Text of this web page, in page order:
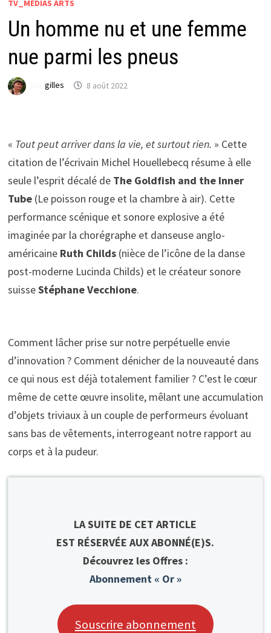
TV_MÉDIAS ARTS
Un homme nu et une femme
nue parmi les pneus
gilles 8 août 2022
« Tout peut arriver dans la vie, et surtout rien. » Cette
citation de l’écrivain Michel Houellebecq résume à elle
seule l’esprit décalé de The Goldfish and the Inner
Tube(Le poisson rouge et la chambre à air). Cette
performance scénique et sonore explosive a été
imaginée par la chorégraphe et danseuse anglo-
américaine Ruth Childs(nièce de l’icône de la danse
post-moderne Lucinda Childs) et le créateur sonore
suisseStéphane Vecchione.
Comment lâcher prise sur notre perpétuelle envie
d’innovation ? Comment dénicher de la nouveauté dans
ce qui nous est déjà totalement familier ? C’est le cœur
même de cette œuvre insolite, mêlant une accumulation
d’objets triviaux à un couple de performeurs évoluant
sans bas de vêtements, interrogeant notre rapport au
corps et à la pudeur.
LA SUITE DE CET ARTICLE
EST RÉSERVÉE AUX ABONNÉ(E)S.
Découvrez les Offres :
Abonnement « Or »
Souscrire abonnement